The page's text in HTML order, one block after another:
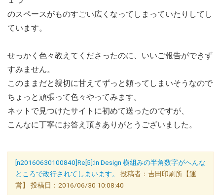
のスペースがものすごい広くなってしまっていたりしてし
ています。
せっかく色々教えてくださったのに、いいご報告ができず
すみません。
このままだと親切に甘えてずっと頼ってしまいそうなので
ちょっと頑張って色々やってみます。
ネットで見つけたサイトに初めて送ったのですが、
こんなに丁寧にお答え頂きありがとうございました。
[n20160630100840]Re[5]:In Design 横組みの半角数字がへんな
ところで改行されてしまいます。
投稿者：吉田印刷所【運
営】 投稿日：2016/06/30 10:08:40